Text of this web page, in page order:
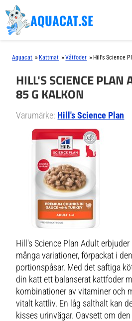
AQUACAT.SE
Aquacat » Kattmat »Våtfoder » Hill's Science
HILL'S SCIENCE PLAN
85 G KALKON
Varumärke: Hill's Science Plan
Hill's Science Plan Adult
många variationer, förpackat i
portionspåsar. Med det saftiga
din katt ett balanserat kattfoder
kombinationer av vitaminer och
vitalt kattliv. En låg salthalt kan
kisses urinvägar. Oavsett om